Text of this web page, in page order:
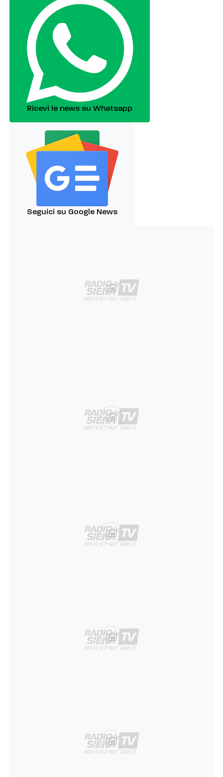
Ricevi le news su Whatsapp
Seguici su Google News
Ad
Ad
Ad
Ad
Ad